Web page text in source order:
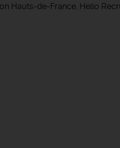
Hauts-de-France, Hello